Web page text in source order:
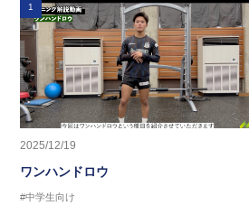
1
2025/12/19
ワンハンドロウ
#中学生向け